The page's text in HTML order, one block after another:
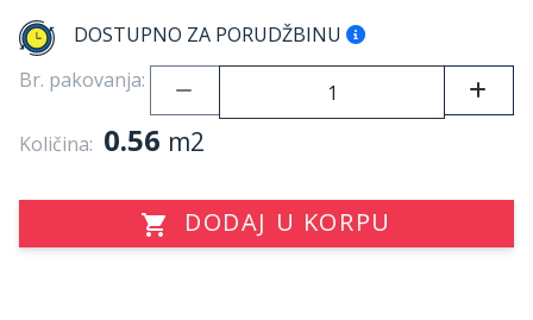
DOSTUPNO ZA PORUDŽBINU
Br. pakovanja:
Količina: 0.56 m2
DODAJ U KORPU